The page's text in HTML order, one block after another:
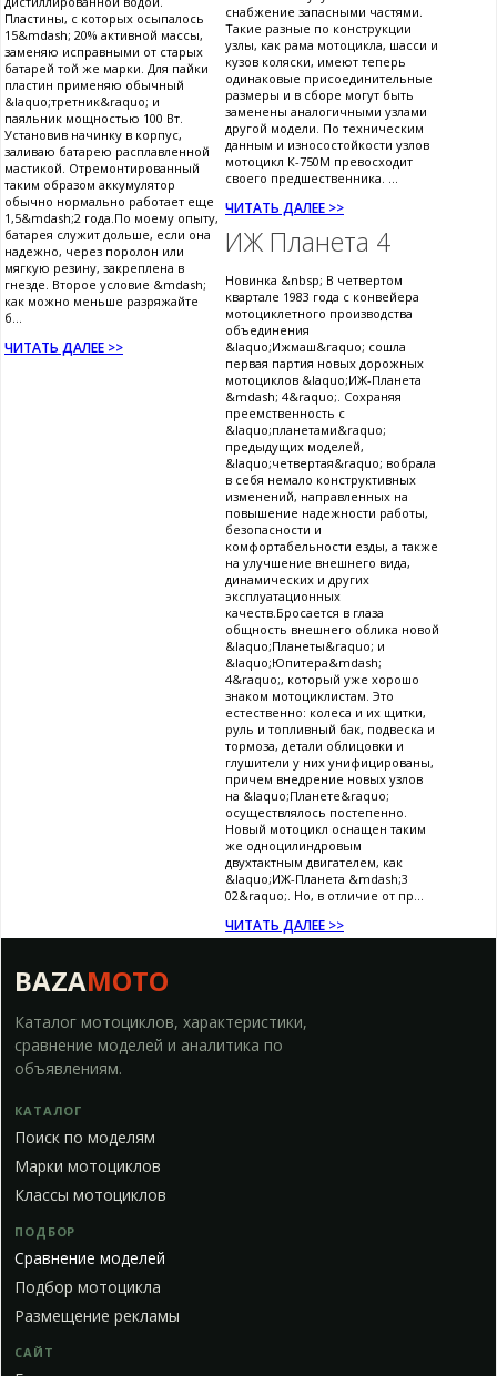
Пластины, с которых осыпалось
15&mdash; 20% активной массы,
заменяю исправными от старых
батарей той же марки. Для пайки
пластин применяю обычный
&laquo;третник&raquo; и
паяльник мощностью 100 Вт.
Установив начинку в корпус,
заливаю батарею расплавленной
мастикой. Отремонтированный
таким образом аккумулятор
обычно нормально работает еще
1,5&mdash;2 года.По моему опыту,
батарея служит дольше, если она
надежно, через поролон или
мягкую резину, закреплена в
гнезде. Второе условие &mdash;
как можно меньше разряжайте
б...
ЧИТАТЬ ДАЛЕЕ >>
снабжение запасными частями.
Такие разные по конструкции
узлы, как рама мотоцикла, шасси и
кузов коляски, имеют теперь
одинаковые присоединительные
размеры и в сборе могут быть
заменены аналогичными узлами
другой модели. По техническим
данным и износостойкости узлов
мотоцикл К-750М превосходит
своего предшественника. ...
ЧИТАТЬ ДАЛЕЕ >>
ИЖ Планета 4
Новинка &nbsp; В четвертом
квартале 1983 года с конвейера
мотоциклетного производства
объединения
&laquo;Ижмаш&raquo; сошла
первая партия новых дорожных
мотоциклов &laquo;ИЖ-Планета
&mdash; 4&raquo;. Сохраняя
преемственность с
&laquo;планетами&raquo;
предыдущих моделей,
&laquo;четвертая&raquo; вобрала
в себя немало конструктивных
изменений, направленных на
повышение надежности работы,
безопасности и
комфортабельности езды, а также
на улучшение внешнего вида,
динамических и других
эксплуатационных
качеств.Бросается в глаза
общность внешнего облика новой
&laquo;Планеты&raquo; и
&laquo;Юпитера&mdash;
4&raquo;, который уже хорошо
знаком мотоциклистам. Это
естественно: колеса и их щитки,
руль и топливный бак, подвеска и
тормоза, детали облицовки и
глушители у них унифицированы,
причем внедрение новых узлов
на &laquo;Планете&raquo;
осуществлялось постепенно.
Новый мотоцикл оснащен таким
же одноцилиндровым
двухтактным двигателем, как
&laquo;ИЖ-Планета &mdash;3
02&raquo;. Но, в отличие от пр...
ЧИТАТЬ ДАЛЕЕ >>
BAZAMOTO
Каталог мотоциклов, характеристики,
сравнение моделей и аналитика по
объявлениям.
КАТАЛОГ
Поиск по моделям
Марки мотоциклов
Классы мотоциклов
ПОДБОР
Сравнение моделей
Подбор мотоцикла
Размещение рекламы
САЙТ